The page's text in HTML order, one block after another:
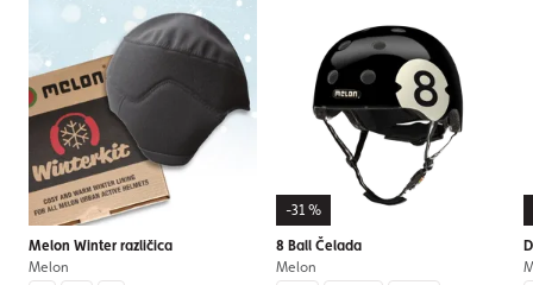
Melon Winter različica
Melon
-31 %
8 Ball Čelada
Melon